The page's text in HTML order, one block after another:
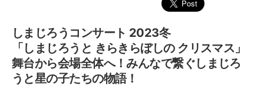
しまじろうコンサート 2023冬
「しまじろうと きらきらぼしの クリスマス」
舞台から会場全体へ！みんなで繋ぐしまじろ
うと星の子たちの物語！